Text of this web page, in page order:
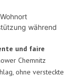
während
und faire
Chemnitz
ohne versteckte